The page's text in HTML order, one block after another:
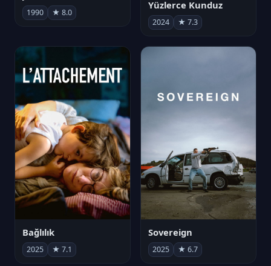
1990 ★ 8.0
Yüzlerce Kunduz
2024 ★ 7.3
Bağlılık
2025 ★ 7.1
Sovereign
2025 ★ 6.7